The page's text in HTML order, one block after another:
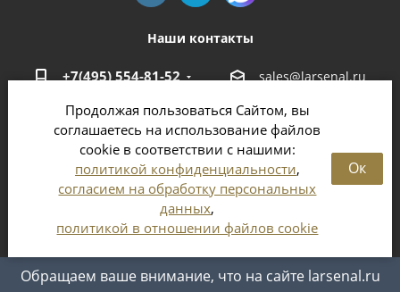
Продолжая пользоваться Сайтом, вы
соглашаетесь на использование файлов
cookie в соответствии с нашими:
политикой конфиденциальности,
согласием на обработку персональных
данных,
политикой в отношении файлов cookie
Ок
Обращаем ваше внимание, что на сайте larsenal.ru
Наши контакты
+7(495) 554-81-52 sales@larsenal.ru
Московская область,
г. Люберцы,
ул. Хлебозаводская, 8 Б